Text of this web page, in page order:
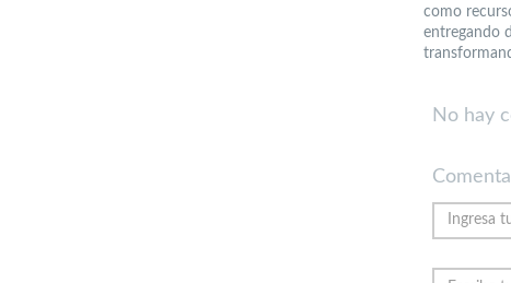
como
entregando
No hay